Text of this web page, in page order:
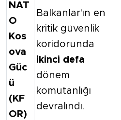
NAT
O
Kos
ova
Güc
ü
(KF
OR)
Balkanlar'ın en
kritik güvenlik
koridorunda
ikinci defa
dönem
komutanlığı
devralındı.